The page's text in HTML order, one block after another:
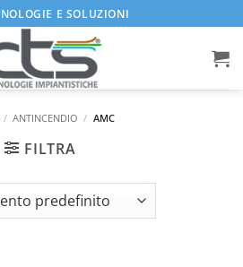
E SOLUZIONI
/ ANTINCENDIO / AMC
FILTRA